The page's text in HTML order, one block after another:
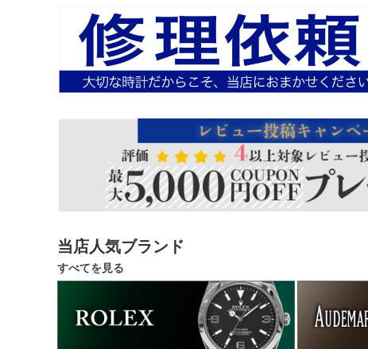
当店人気ブランド
すべてを見る